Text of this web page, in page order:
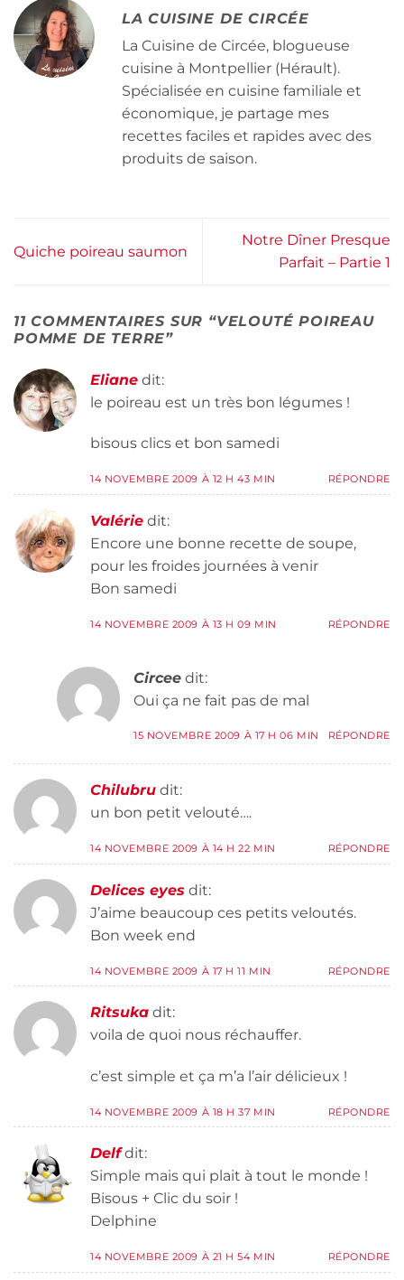
LA CUISINE DE CIRCÉE
La Cuisine de Circée, blogueuse
cuisine à Montpellier (Hérault).
Spécialisée en cuisine familiale et
économique, je partage mes
recettes faciles et rapides avec des
produits de saison.
Quiche poireau saumon
Notre Dîner Presque
Parfait – Partie 1
11 COMMENTAIRES SUR “VELOUTÉ POIREAU
POMME DE TERRE”
Eliane dit:
le poireau est un très bon légumes !
bisous clics et bon samedi
14 NOVEMBRE 2009 À 12 H 43 MIN RÉPONDRE
Valérie dit:
Encore une bonne recette de soupe,
pour les froides journées à venir
Bon samedi
14 NOVEMBRE 2009 À 13 H 09 MIN RÉPONDRE
Circee dit:
Oui ça ne fait pas de mal
15 NOVEMBRE 2009 À 17 H 06 MIN RÉPONDRE
Chilubru dit:
un bon petit velouté….
14 NOVEMBRE 2009 À 14 H 22 MIN RÉPONDRE
Delices eyes dit:
J’aime beaucoup ces petits veloutés.
Bon week end
14 NOVEMBRE 2009 À 17 H 11 MIN RÉPONDRE
Ritsuka dit:
voila de quoi nous réchauffer.
c’est simple et ça m’a l’air délicieux !
14 NOVEMBRE 2009 À 18 H 37 MIN RÉPONDRE
Delf dit:
Simple mais qui plait à tout le monde !
Bisous + Clic du soir !
Delphine
14 NOVEMBRE 2009 À 21 H 54 MIN RÉPONDRE